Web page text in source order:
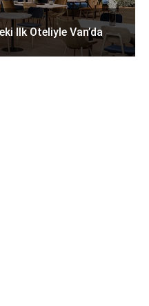
Ilk Oteliyle Van’da